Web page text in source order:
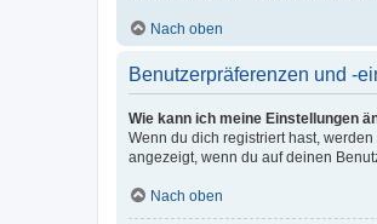
Nach oben
Benutzerpräferenzen und -
Wie kann ich meine Einstellungen
Wenn du dich registriert hast,
angezeigt, wenn du auf deinen
Nach oben